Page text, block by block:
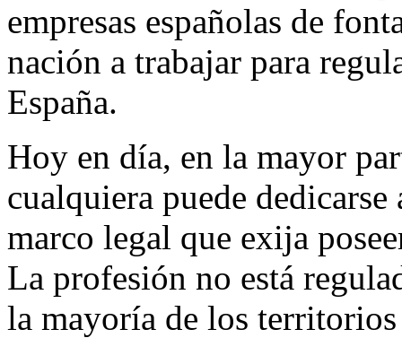
empresas españolas de
nación a trabajar para
España.
Hoy en día, en la mayor
cualquiera puede
marco legal que exija
La profesión no está
la mayoría de los